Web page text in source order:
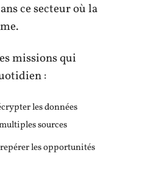
ce secteur où la
missions qui
:
les données
sources
les opportunités